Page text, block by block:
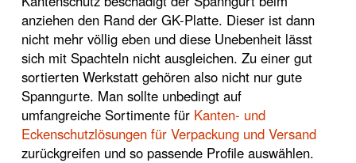
anziehen den Rand der GK-Platte. Dieser ist dann
nicht mehr völlig eben und diese Unebenheit lässt
sich mit Spachteln nicht ausgleichen. Zu einer gut
sortierten Werkstatt gehören also nicht nur gute
Spanngurte. Man sollte unbedingt auf
umfangreiche Sortimente für Kanten- und
Eckenschutzlösungen für Verpackung und Versand
zurückgreifen und so passende Profile auswählen.